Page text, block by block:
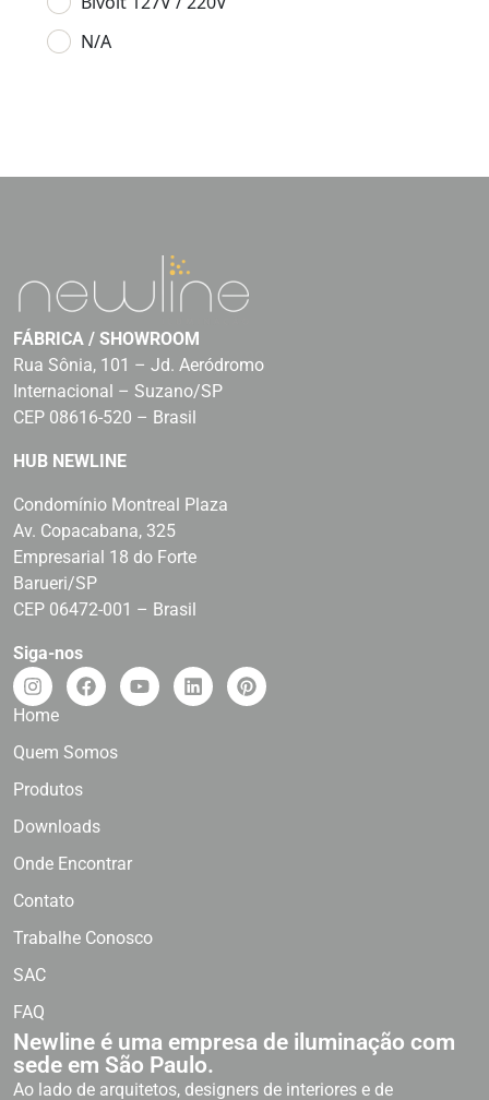
N/A
FÁBRICA / SHOWROOM
Rua Sônia, 101 – Jd. Aeródromo
Internacional – Suzano/SP
CEP 08616-520 – Brasil
HUB NEWLINE
Condomínio Montreal Plaza
Av. Copacabana, 325
Empresarial 18 do Forte
Barueri/SP
CEP 06472-001 – Brasil
Siga-nos
Home
Quem Somos
Produtos
Downloads
Onde Encontrar
Contato
Trabalhe Conosco
SAC
FAQ
Newline é uma empresa de iluminação com
sede em São Paulo.
Ao lado de arquitetos, designers de interiores e de